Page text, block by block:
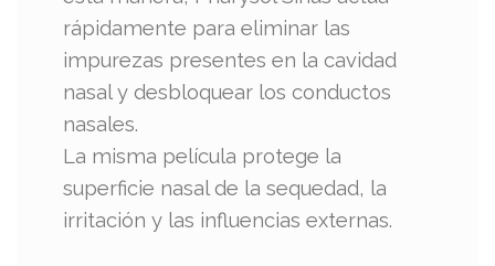
rápidamente para eliminar las
impurezas presentes en la cavidad
nasal y desbloquear los conductos
nasales.
La misma película protege la
superficie nasal de la sequedad, la
irritación y las influencias externas.